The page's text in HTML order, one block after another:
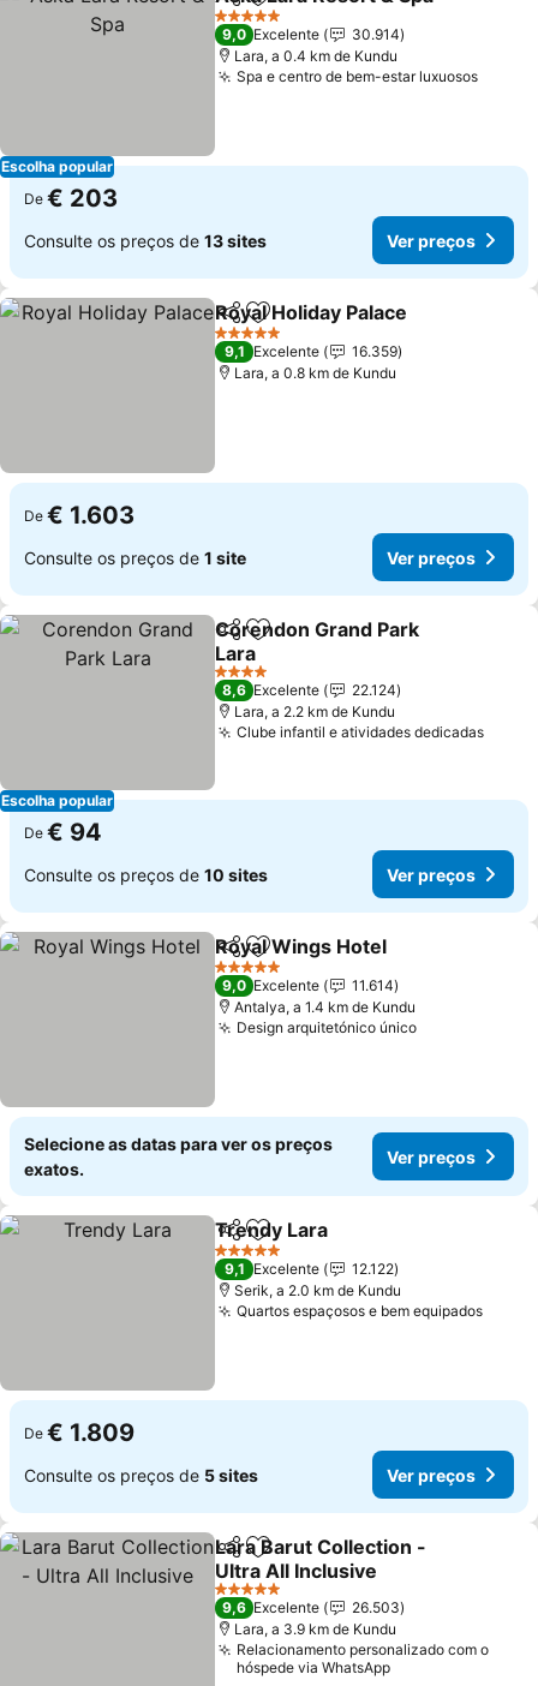
Escolha popular
PartilharAdicionar aos favoritos
5 Estrelas
9,0 Excelente
30.914
Lara, a 0.4 km de Kundu
Spa e centro de bem-estar luxuososVer
De € 203
Consulte os preços de 13 sites Ver preços
PartilharAdicionar aos favoritos
Royal Holiday Palace
5 Estrelas
9,1 Excelente
16.359
Lara, a 0.8 km de Kundu
De € 1.603
Consulte os preços de 1 site Ver preços
Escolha popular
PartilharAdicionar aos favoritos
Corendon Grand Park
Lara
Ver preços
4 Estrelas
8,6 Excelente
22.124
Lara, a 2.2 km de Kundu
Clube infantil e atividades dedicadasVer
De € 94
Consulte os preços de 10 sites Ver preços
PartilharAdicionar aos favoritos
Royal Wings Hotel
5 Estrelas
9,0 Excelente
11.614
Antalya, a 1.4 km de Kundu
Design arquitetónico únicoVer preços
Selecione as datas para ver os preços
exatos.
Ver preços
PartilharAdicionar aos favoritos
Trendy Lara
5 Estrelas
9,1 Excelente
12.122
Serik, a 2.0 km de Kundu
Quartos espaçosos e bem equipadosVer
De € 1.809
Consulte os preços de 5 sites Ver preços
PartilharAdicionar aos favoritos
Lara Barut Collection -
Ultra All Inclusive
Ver preços
5 Estrelas
9,6 Excelente
26.503
Lara, a 3.9 km de Kundu
Relacionamento personalizado com o
hóspede via WhatsApp